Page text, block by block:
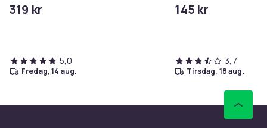
319 kr
5,0
fredag, 14 aug.
145 kr
3,7
tirsdag, 18 aug.